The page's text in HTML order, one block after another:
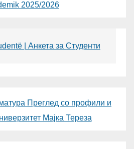
2025/2026
| Анкета за Студенти
Преглед со профили и
Мајка Тереза